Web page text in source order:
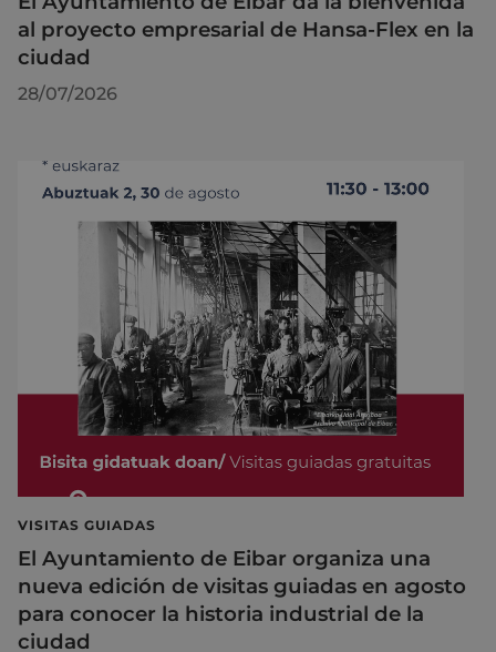
al proyecto empresarial de Hansa-Flex en la
ciudad
28/07/2026
VISITAS GUIADAS
El Ayuntamiento de Eibar organiza una
nueva edición de visitas guiadas en agosto
para conocer la historia industrial de la
ciudad